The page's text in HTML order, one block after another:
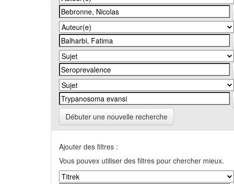
Débuter une nouvelle recherche
Ajouter des filtres :
Vous pouvex utiliser des filtres pour chercher mieux.